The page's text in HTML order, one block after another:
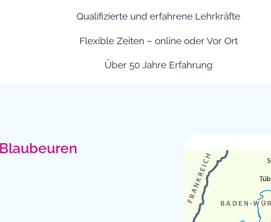
Qualifizierte und erfahrene Lehrkräfte
Flexible Zeiten – online oder Vor Ort
Über 50 Jahre Erfahrung